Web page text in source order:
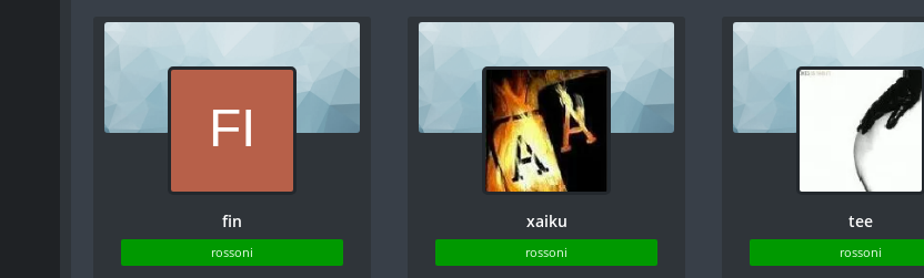
fin
rossoni
xaiku
rossoni
tee
rossoni